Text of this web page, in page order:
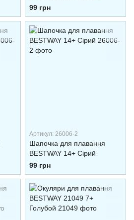
99 грн
Артикул: 26006-2
Шапочка для плавання
BESTWAY 14+ Сірий
99 грн